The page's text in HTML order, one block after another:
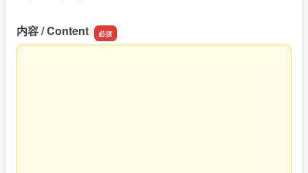
内容 / Content
内容 / Content